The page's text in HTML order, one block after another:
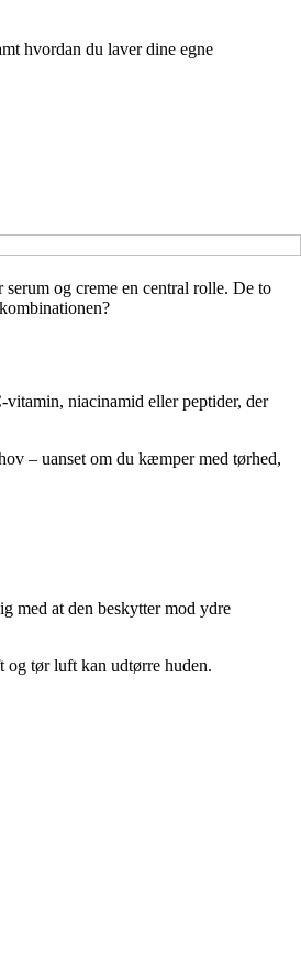
hvordan du laver dine egne
og creme en central rolle. De to
niacinamid eller peptider, der
– uanset om du kæmper med tørhed,
med at den beskytter mod ydre
og tør luft kan udtørre huden.